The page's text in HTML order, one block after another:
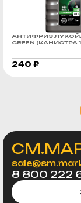
АНТИФРИЗ ЛУКОЙЛ
GREEN (КАНИСТРА 1
240 ₽
8 800 222